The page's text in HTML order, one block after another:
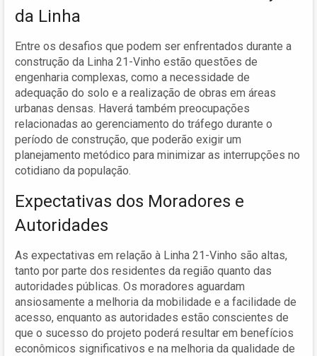
da Linha
Entre os desafios que podem ser enfrentados durante a
construção da Linha 21-Vinho estão questões de
engenharia complexas, como a necessidade de
adequação do solo e a realização de obras em áreas
urbanas densas. Haverá também preocupações
relacionadas ao gerenciamento do tráfego durante o
período de construção, que poderão exigir um
planejamento metódico para minimizar as interrupções no
cotidiano da população.
Expectativas dos Moradores e
Autoridades
As expectativas em relação à Linha 21-Vinho são altas,
tanto por parte dos residentes da região quanto das
autoridades públicas. Os moradores aguardam
ansiosamente a melhoria da mobilidade e a facilidade de
acesso, enquanto as autoridades estão conscientes de
que o sucesso do projeto poderá resultar em benefícios
econômicos significativos e na melhoria da qualidade de